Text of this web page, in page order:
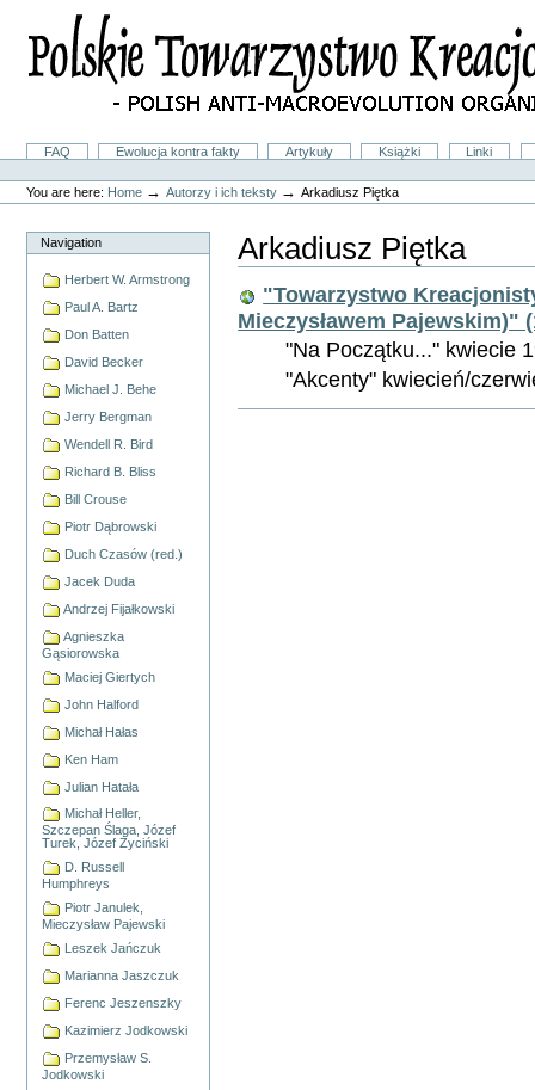
content.
SectionsFAQ Ewolucja kontra fakty Artykuły Książki
Linki
Personal
tools
You are here: Home →Autorzy i ich teksty →Arkadiusz Piętka
Navigation
Herbert W. Armstrong
Paul A. Bartz
Don Batten
David Becker
Michael J. Behe
Jerry Bergman
Wendell R. Bird
Richard B. Bliss
Bill Crouse
Piotr Dąbrowski
Duch Czasów (red.)
Jacek Duda
Andrzej Fijałkowski
Agnieszka
Gąsiorowska
Maciej Giertych
John Halford
Michał Hałas
Ken Ham
Julian Hatała
Michał Heller,
Szczepan Ślaga, Józef
Turek, Józef Życiński
D. Russell
Humphreys
Piotr Janulek,
Mieczysław Pajewski
Leszek Jańczuk
Marianna Jaszczuk
Ferenc Jeszenszky
Kazimierz Jodkowski
Przemysław S.
Jodkowski
Arkadiusz Piętka
"Towarzystwo
Mieczysławem Pajewskim)"
"Na Początku..." kwiecie
"Akcenty" kwiecień/